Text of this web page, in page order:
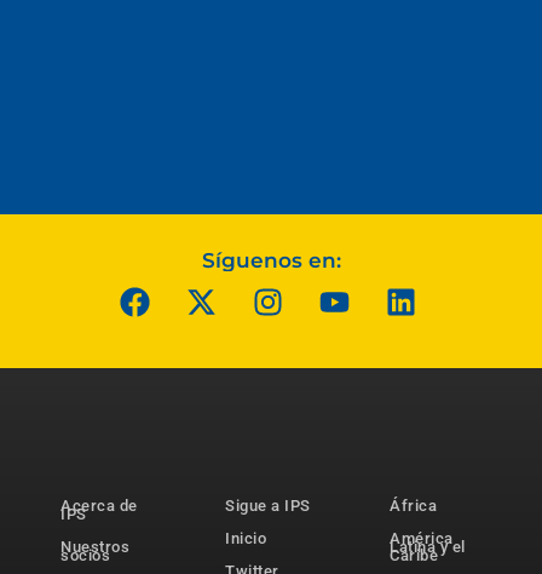
Síguenos en:
Acerca de
IPS
Nuestros
socios
Sigue a IPS
Inicio
África
América
Latina y el
Caribe